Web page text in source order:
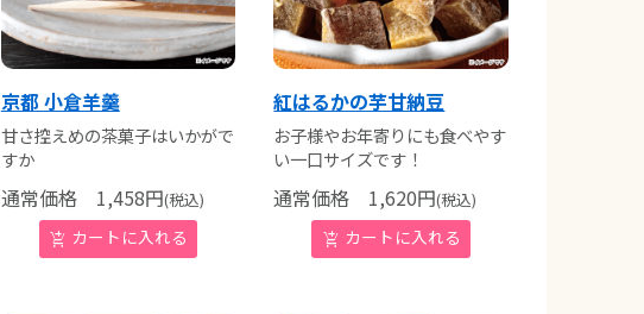
京都 小倉羊羹
甘さ控えめの茶菓子はいかがで
すか
通常価格1,458円(税込)
紅はるかの芋甘納豆
お子様やお年寄りにも食べやす
い一口サイズです！
通常価格 1,620円(税込)